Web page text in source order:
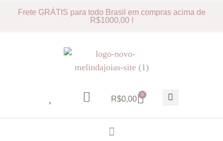
Frete GRÁTIS para todo Brasil em compras acima de
R$1000,00 !
R$0,00 0